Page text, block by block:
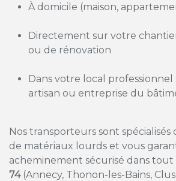
À domicile (maison,
Directement sur votre
ou de rénovation
Dans votre local professionnel
artisan ou entreprise du
Nos transporteurs sont spécialisés
de matériaux lourds et vous
acheminement sécurisé dans tout
74(Annecy, Thonon-les-Bains,